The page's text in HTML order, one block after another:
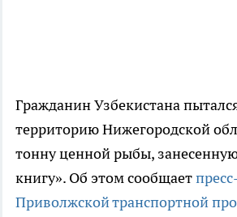
Гражданин Узбекистана
территорию Нижегородской
тонну ценной рыбы,
книгу». Об этом сообщает
Приволжской транспортной